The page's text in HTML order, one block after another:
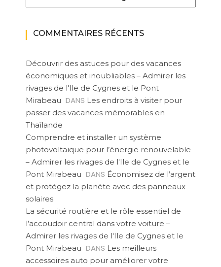
COMMENTAIRES RÉCENTS
Découvrir des astuces pour des vacances
économiques et inoubliables – Admirer les
rivages de l'Ile de Cygnes et le Pont
Mirabeau DANS Les endroits à visiter pour
passer des vacances mémorables en
Thaïlande
Comprendre et installer un système
photovoltaïque pour l’énergie renouvelable
– Admirer les rivages de l'Ile de Cygnes et le
Pont Mirabeau DANS Économisez de l’argent
et protégez la planète avec des panneaux
solaires
La sécurité routière et le rôle essentiel de
l’accoudoir central dans votre voiture –
Admirer les rivages de l'Ile de Cygnes et le
Pont Mirabeau DANS Les meilleurs
accessoires auto pour améliorer votre